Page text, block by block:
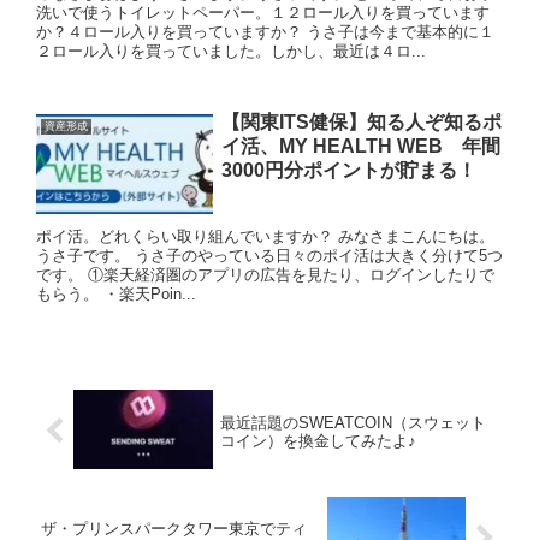
洗いで使うトイレットペーパー。１２ロール入りを買っています
か？４ロール入りを買っていますか？ うさ子は今まで基本的に１
２ロール入りを買っていました。しかし、最近は４ロ...
資産形成
【関東ITS健保】知る人ぞ知るポ
イ活、MY HEALTH WEB 年間
3000円分ポイントが貯まる！
ポイ活。どれくらい取り組んでいますか？ みなさまこんにちは。
うさ子です。 うさ子のやっている日々のポイ活は大きく分けて5つ
です。 ①楽天経済圏のアプリの広告を見たり、ログインしたりで
もらう。 ・楽天Poin...
最近話題のSWEATCOIN（スウェット
コイン）を換金してみたよ♪
ザ・プリンスパークタワー東京でティ